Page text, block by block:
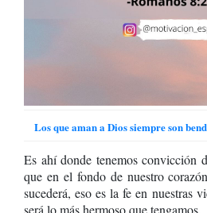
Los que aman a Dios siempre son
Es ahí donde tenemos convicción
que en el fondo de nuestro
sucederá, eso es la fe en nuestras
será lo más hermoso que tengamos.